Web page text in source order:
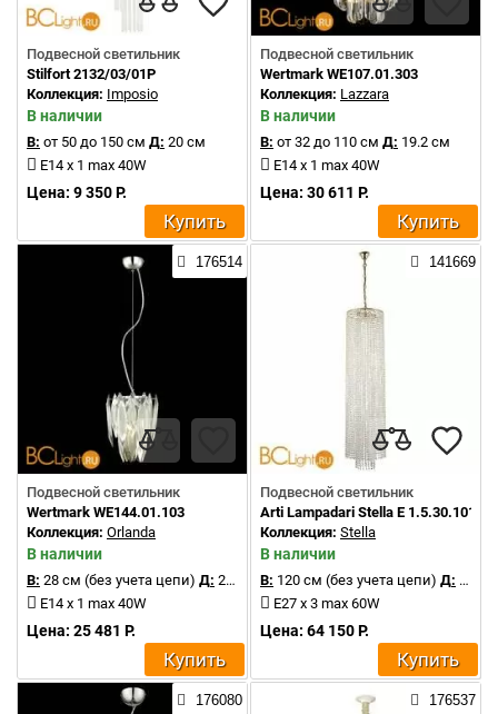
Подвесной светильник
Stilfort 2132/03/01P
Коллекция: Imposio
В наличии
В: от 50 до 150 см Д: 20 см
E14 x 1 max 40W
Цена: 9 350 Р.
Купить
Подвесной светильник
Wertmark WE107.01.303
Коллекция: Lazzara
В наличии
В: от 32 до 110 см Д: 19.2 см
E14 x 1 max 40W
Цена: 30 611 Р.
Купить
176514
Подвесной светильник
Wertmark WE144.01.103
Коллекция: Orlanda
В наличии
В: 28 см (без учета цепи) Д: 20 см
E14 x 1 max 40W
Цена: 25 481 Р.
Купить
141669
Подвесной светильник
Arti Lampadari Stella E 1.5.30.101 G
Коллекция: Stella
В наличии
В: 120 см (без учета цепи) Д:
E27 x 3 max 60W
Цена: 64 150 Р.
Купить
176080 176537